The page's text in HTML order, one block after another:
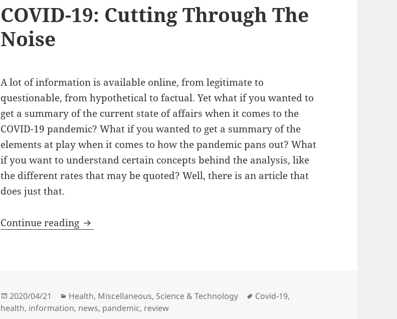
COVID-19: Cutting Through The
Noise
A lot of information is available online, from legitimate to
questionable, from hypothetical to factual. Yet what if you wanted to
get a summary of the current state of affairs when it comes to the
COVID-19 pandemic? What if you wanted to get a summary of the
elements at play when it comes to how the pandemic pans out? What
if you want to understand certain concepts behind the analysis, like
the different rates that may be quoted? Well, there is an article that
does just that.
Continue reading COVID-19: Cutting Through The Noise
Posted
on
2020/04/21 Categories
Health, Miscellaneous, Science & Technology Tags
Covid-19,
health, information, news, pandemic, review